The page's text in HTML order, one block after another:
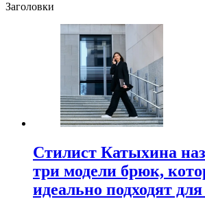
Заголовки
Стилист Катыхина
три модели брюк,
идеально подходят